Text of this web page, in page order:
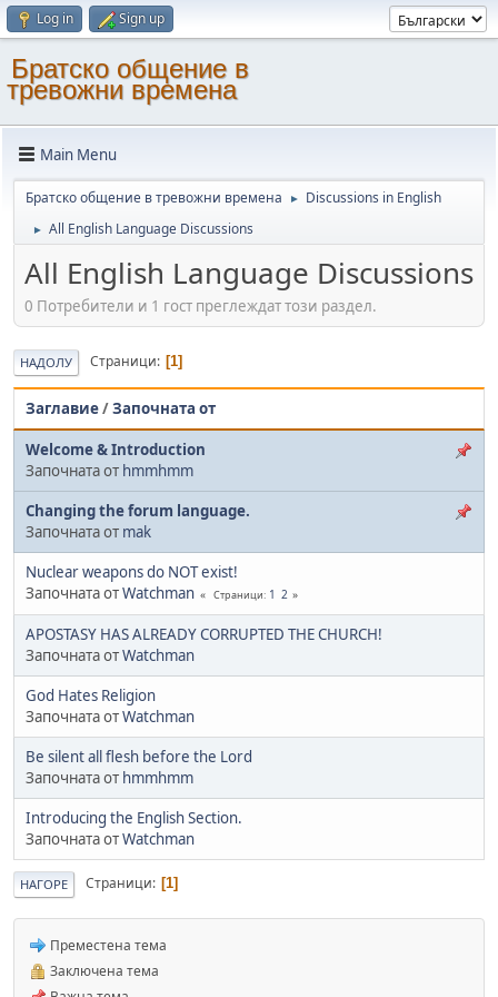
Log in Sign up
Братско общение в
тревожни времена
Main Menu
Братско общение в тревожни времена ► Discussions in English
► All English Language Discussions
All English Language Discussions
0 Потребители и 1 гост преглеждат този раздел.
НАДОЛУ Страници 1
Заглавие/Започната от
Welcome & Introduction
Започната от hmmhmm
Changing the forum language.
Започната от mak
Nuclear weapons do NOT exist!
Започната отWatchman Страници 1 2
APOSTASY HAS ALREADY CORRUPTED THE CHURCH!
Започната отWatchman
God Hates Religion
Започната отWatchman
Be silent all flesh before the Lord
Започната от hmmhmm
Introducing the English Section.
Започната отWatchman
НАГОРЕ Страници 1
Преместена тема
Заключена тема